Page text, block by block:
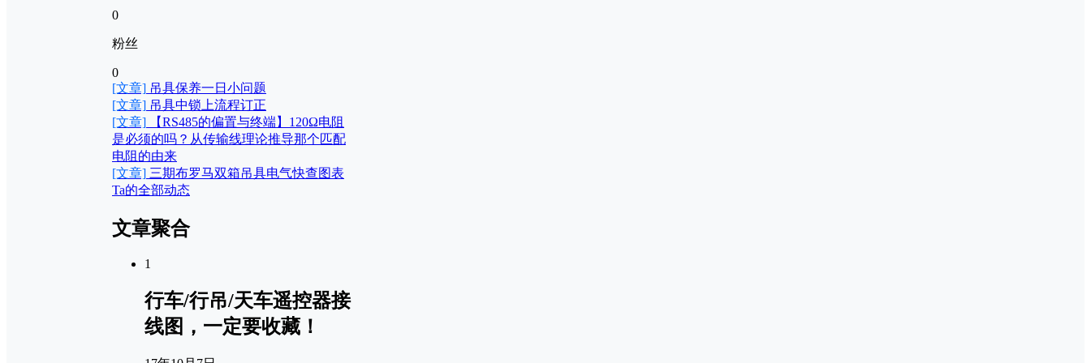
0
粉丝
0
[文章] 吊具保养一日小问题
[文章] 吊具中锁上流程订正
[文章] 【RS485的偏置与终端】120Ω电阻
是必须的吗？从传输线理论推导那个匹配
电阻的由来
[文章] 三期布罗马双箱吊具电气快查图表
Ta的全部动态
文章聚合
1
行车/行吊/天车遥控器接
线图，一定要收藏！